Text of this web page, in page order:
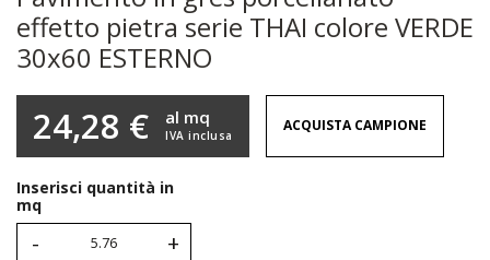
effetto pietra serie THAI colore VERDE
30x60 ESTERNO
24,28 € IVA inclusa
al mq ACQUISTA CAMPIONE
Inserisci quantità in
mq
- +